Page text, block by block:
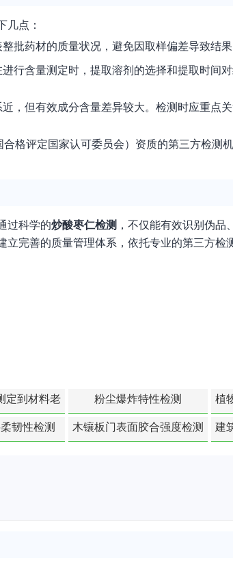
几点：
批药材的质量状况，避免因取样偏差导致结果
行含量测定时，提取溶剂的选择和提取时间
，但有效成分含量差异较大。检测时应重点
格评定国家认可委员会）资质的第三方检测
过科学的炒酸枣仁检测 ，不仅能有效识别伪品
完善的质量管理体系，依托专业的第三方检
定到材料老
经典模型
粉尘爆炸特性检测
植
韧性检测 木镶板门表面胶合强度检测
建